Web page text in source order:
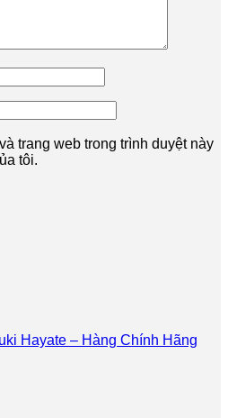
trang web trong trình duyệt này
tôi.
Hayate – Hàng Chính Hãng